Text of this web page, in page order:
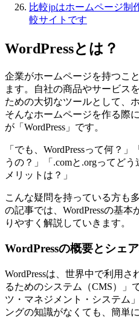
比較jpはホームページ制
較サイトです
WordPressとは？
企業がホームページを持つこ
ます。自社の商品やサービス
ための大切なツールとして、
そんなホームページを作る際
が「WordPress」です。
「でも、WordPressって何？
うの？」「.comと.orgってど
メリットは？」
こんな疑問を持っている方も
の記事では、WordPressの基
りやすく解説していきます。
WordPressの概要とシェ
WordPressは、世界中で利用
るためのシステム（CMS）」
ツ・マネジメント・システム
ングの知識がなくても、簡単